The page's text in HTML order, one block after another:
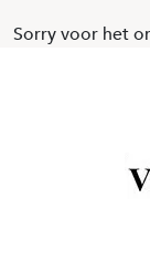
Sorry voor het